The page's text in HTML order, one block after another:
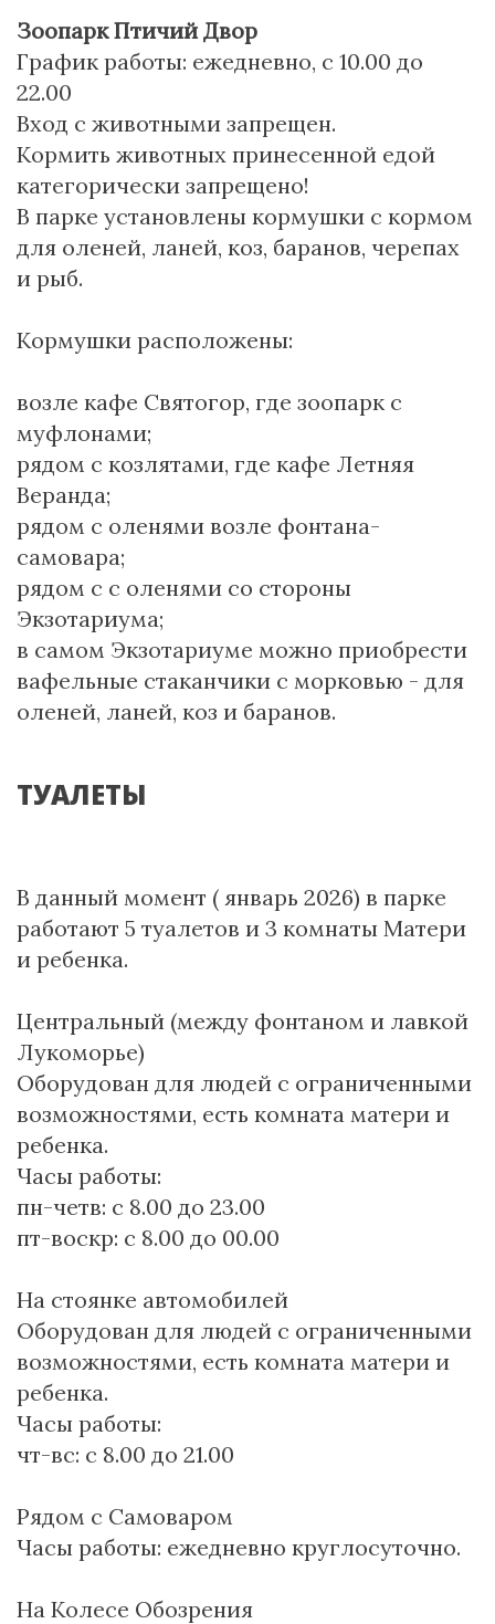
Зоопарк Птичий Двор
График работы: ежедневно, с 10.00 до
22.00
Вход с животными запрещен.
Кормить животных принесенной едой
категорически запрещено!
В парке установлены кормушки с кормом
для оленей, ланей, коз, баранов, черепах
и рыб.
Кормушки расположены:
возле кафе Святогор, где зоопарк с
муфлонами;
рядом с козлятами, где кафе Летняя
Веранда;
рядом с оленями возле фонтана-
самовара;
рядом с с оленями со стороны
Экзотариума;
в самом Экзотариуме можно приобрести
вафельные стаканчики с морковью - для
оленей, ланей, коз и баранов.
ТУАЛЕТЫ
В данный момент ( январь 2026) в парке
работают 5 туалетов и 3 комнаты Матери
и ребенка.
Центральный (между фонтаном и лавкой
Лукоморье)
Оборудован для людей с ограниченными
возможностями, есть комната матери и
ребенка.
Часы работы:
пн-четв: c 8.00 до 23.00
пт-воскр: с 8.00 до 00.00
На стоянке автомобилей
Оборудован для людей с ограниченными
возможностями, есть комната матери и
ребенка.
Часы работы:
чт-вс: с 8.00 до 21.00
Рядом с Самоваром
Часы работы: ежедневно круглосуточно.
На Колесе Обозрения